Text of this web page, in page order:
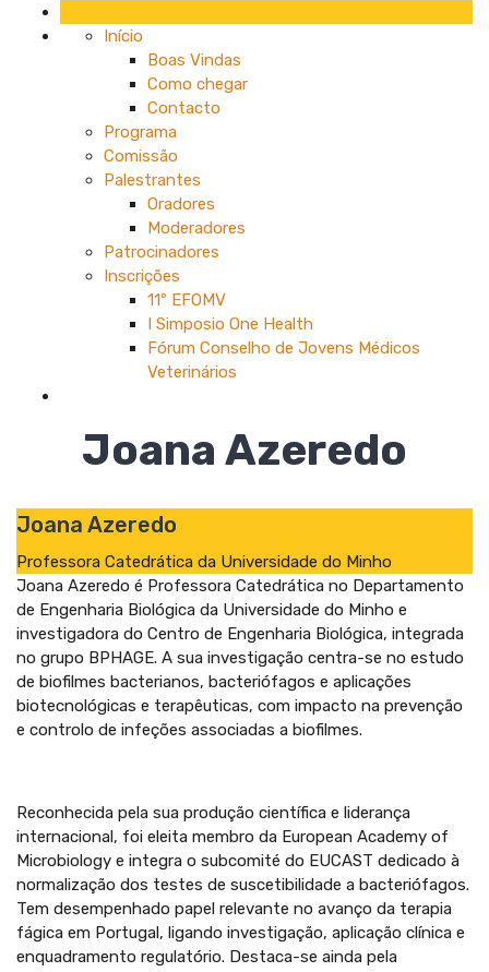
Início
Boas Vindas
Como chegar
Contacto
Programa
Comissão
Palestrantes
Oradores
Moderadores
Patrocinadores
Inscrições
11º EFOMV
I Simposio One Health
Fórum Conselho de Jovens Médicos
Veterinários
Joana Azeredo
Joana Azeredo
Professora Catedrática da Universidade do Minho
Joana Azeredo é Professora Catedrática no Departamento
de Engenharia Biológica da Universidade do Minho e
investigadora do Centro de Engenharia Biológica, integrada
no grupo BPHAGE. A sua investigação centra-se no estudo
de biofilmes bacterianos, bacteriófagos e aplicações
biotecnológicas e terapêuticas, com impacto na prevenção
e controlo de infeções associadas a biofilmes.
Reconhecida pela sua produção científica e liderança
internacional, foi eleita membro da European Academy of
Microbiology e integra o subcomité do EUCAST dedicado à
normalização dos testes de suscetibilidade a bacteriófagos.
Tem desempenhado papel relevante no avanço da terapia
fágica em Portugal, ligando investigação, aplicação clínica e
enquadramento regulatório. Destaca-se ainda pela